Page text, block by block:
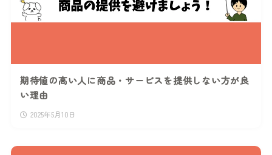
期待値の高い人に商品・サービスを提供しない方が良
い理由
2025年5月10日